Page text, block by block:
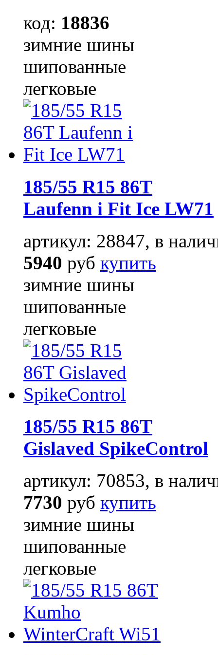
код: 18836
зимние шины
шипованные
легковые
185/55 R15 86T
Laufenn i Fit Ice LW71
артикул: 28847, в
5940 руб купить
зимние шины
шипованные
легковые
185/55 R15 86T
Gislaved SpikeControl
артикул: 70853, в
7730 руб купить
зимние шины
шипованные
легковые